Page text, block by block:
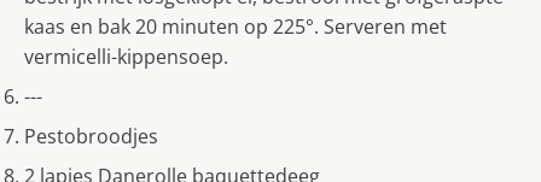
kaas en bak 20 minuten op 225°. Serveren met
vermicelli-kippensoep.
---
Pestobroodjes
2 lapjes Danerolle baquettedeeg